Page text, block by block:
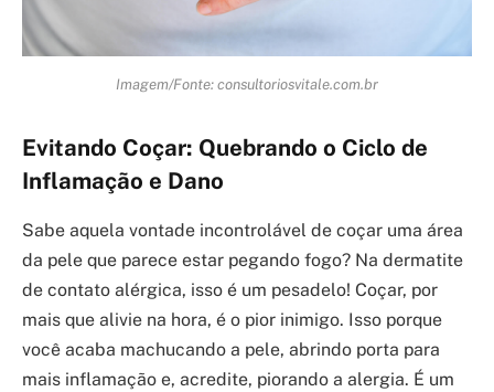
Imagem/Fonte: consultoriosvitale.com.br
Evitando Coçar: Quebrando o Ciclo de
Inflamação e Dano
Sabe aquela vontade incontrolável de coçar uma área
da pele que parece estar pegando fogo? Na dermatite
de contato alérgica, isso é um pesadelo! Coçar, por
mais que alivie na hora, é o pior inimigo. Isso porque
você acaba machucando a pele, abrindo porta para
mais inflamação e, acredite, piorando a alergia. É um